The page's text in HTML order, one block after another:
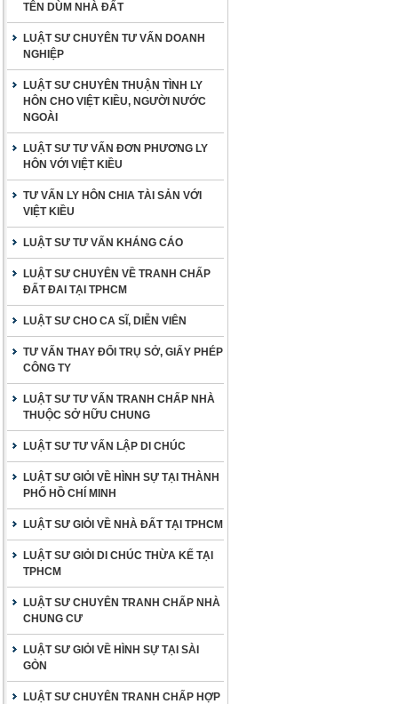
TÊN DÙM NHÀ ĐẤT
LUẬT SƯ CHUYÊN TƯ VẤN DOANH
NGHIỆP
LUẬT SƯ CHUYÊN THUẬN TÌNH LY
HÔN CHO VIỆT KIỀU, NGƯỜI NƯỚC
NGOÀI
LUẬT SƯ TƯ VẤN ĐƠN PHƯƠNG LY
HÔN VỚI VIỆT KIỀU
TƯ VẤN LY HÔN CHIA TÀI SẢN VỚI
VIỆT KIỀU
LUẬT SƯ TƯ VẤN KHÁNG CÁO
LUẬT SƯ CHUYÊN VỀ TRANH CHẤP
ĐẤT ĐAI TẠI TPHCM
LUẬT SƯ CHO CA SĨ, DIỄN VIÊN
TƯ VẤN THAY ĐỔI TRỤ SỞ, GIẤY PHÉP
CÔNG TY
LUẬT SƯ TƯ VẤN TRANH CHẤP NHÀ
THUỘC SỞ HỮU CHUNG
LUẬT SƯ TƯ VẤN LẬP DI CHÚC
LUẬT SƯ GIỎI VỀ HÌNH SỰ TẠI THÀNH
PHỐ HỒ CHÍ MINH
LUẬT SƯ GIỎI VỀ NHÀ ĐẤT TẠI TPHCM
LUẬT SƯ GIỎI DI CHÚC THỪA KẾ TẠI
TPHCM
LUẬT SƯ CHUYÊN TRANH CHẤP NHÀ
CHUNG CƯ
LUẬT SƯ GIỎI VỀ HÌNH SỰ TẠI SÀI
GÒN
LUẬT SƯ CHUYÊN TRANH CHẤP HỢP